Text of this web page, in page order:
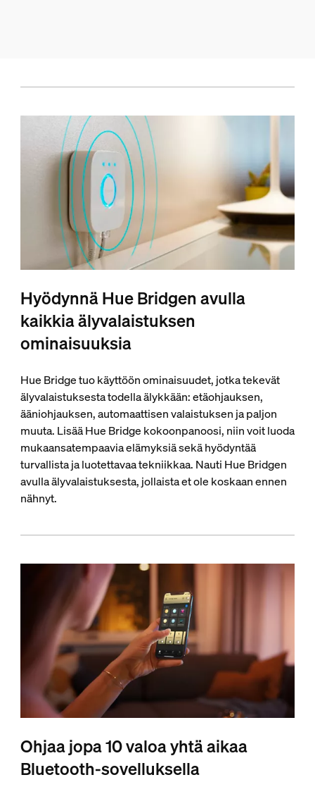
Hyödynnä Hue Bridgen avulla
kaikkia älyvalaistuksen
ominaisuuksia
Hue Bridge tuo käyttöön ominaisuudet, jotka tekevät
älyvalaistuksesta todella älykkään: etäohjauksen,
ääniohjauksen, automaattisen valaistuksen ja paljon
muuta. Lisää Hue Bridge kokoonpanoosi, niin voit luoda
mukaansatempaavia elämyksiä sekä hyödyntää
turvallista ja luotettavaa tekniikkaa. Nauti Hue Bridgen
avulla älyvalaistuksesta, jollaista et ole koskaan ennen
nähnyt.
Ohjaa jopa 10 valoa yhtä aikaa
Bluetooth-sovelluksella